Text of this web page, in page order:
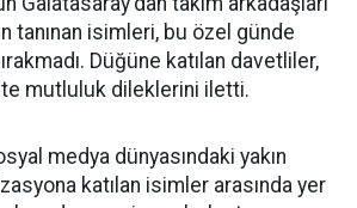
tanınan isimleri, bu özel günde
Düğüne katılan davetliler,
mutluluk dileklerini iletti.
medya dünyasındaki yakın
katılan isimler arasında yer